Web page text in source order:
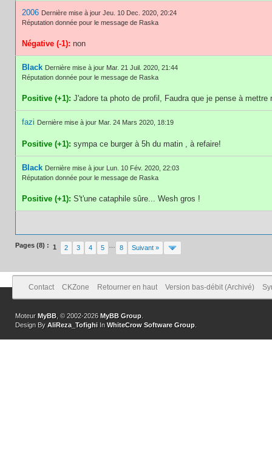
2006 Dernière mise à jour Jeu. 10 Dec. 2020, 20:24
Réputation donnée pour le message de Raska
Négative (-1): non
Black Dernière mise à jour Mar. 21 Juil. 2020, 21:44
Réputation donnée pour le message de Raska
Positive (+1): J'adore ta photo de profil, Faudra que je pense à mettre
fazi Dernière mise à jour Mar. 24 Mars 2020, 18:19
Positive (+1): sympa ce burger à 5h du matin , à refaire!
Black Dernière mise à jour Lun. 10 Fév. 2020, 22:03
Réputation donnée pour le message de Raska
Positive (+1): S't'une cataphile sûre... Wesh gros !
Pages (8) : 1 2 3 4 5 8 Suivant »
Contact CKZone Retourner en haut Version bas-débit (Archivé)
Moteur MyBB , © 2002-2026MyBB Group
Design By AliReza_Tofighi In WhiteCrow Software Group